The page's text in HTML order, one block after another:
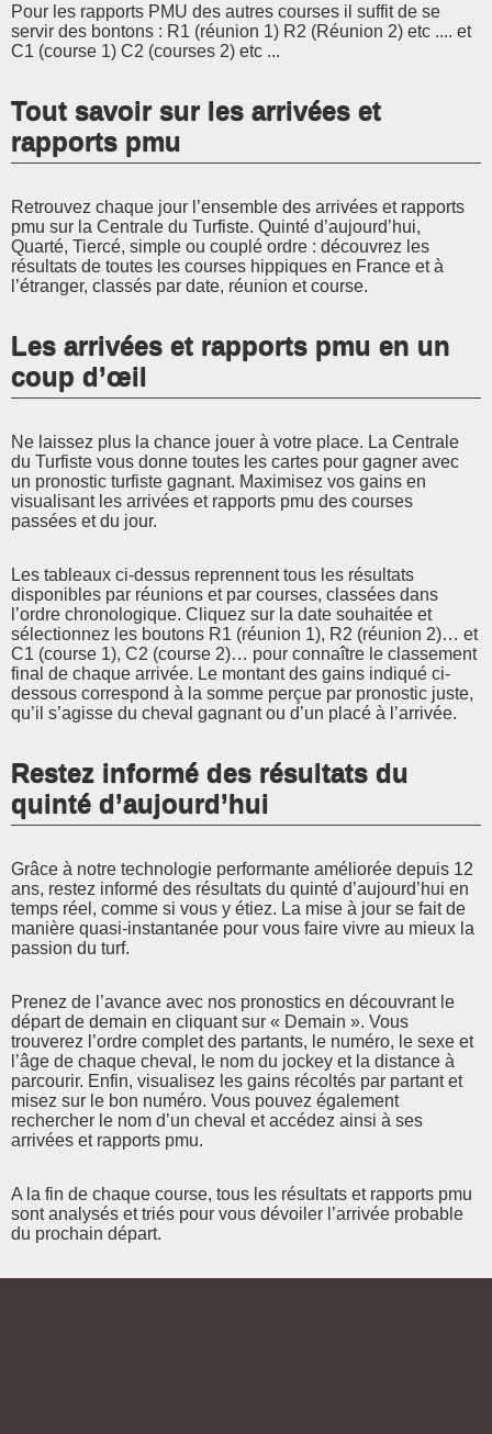
Pour les rapports PMU des autres courses il suffit de se
servir des bontons : R1 (réunion 1) R2 (Réunion 2) etc .... et
C1 (course 1) C2 (courses 2) etc ...
Tout savoir sur les arrivées et
rapports pmu
Retrouvez chaque jour l’ensemble des arrivées et rapports
pmu sur la Centrale du Turfiste. Quinté d’aujourd’hui,
Quarté, Tiercé, simple ou couplé ordre : découvrez les
résultats de toutes les courses hippiques en France et à
l’étranger, classés par date, réunion et course.
Les arrivées et rapports pmu en un
coup d’œil
Ne laissez plus la chance jouer à votre place. La Centrale
du Turfiste vous donne toutes les cartes pour gagner avec
un pronostic turfiste gagnant. Maximisez vos gains en
visualisant les arrivées et rapports pmu des courses
passées et du jour.
Les tableaux ci-dessus reprennent tous les résultats
disponibles par réunions et par courses, classées dans
l’ordre chronologique. Cliquez sur la date souhaitée et
sélectionnez les boutons R1 (réunion 1), R2 (réunion 2)… et
C1 (course 1), C2 (course 2)… pour connaître le classement
final de chaque arrivée. Le montant des gains indiqué ci-
dessous correspond à la somme perçue par pronostic juste,
qu’il s’agisse du cheval gagnant ou d’un placé à l’arrivée.
Restez informé des résultats du
quinté d’aujourd’hui
Grâce à notre technologie performante améliorée depuis 12
ans, restez informé des résultats du quinté d’aujourd’hui en
temps réel, comme si vous y étiez. La mise à jour se fait de
manière quasi-instantanée pour vous faire vivre au mieux la
passion du turf.
Prenez de l’avance avec nos pronostics en découvrant le
départ de demain en cliquant sur « Demain ». Vous
trouverez l’ordre complet des partants, le numéro, le sexe et
l’âge de chaque cheval, le nom du jockey et la distance à
parcourir. Enfin, visualisez les gains récoltés par partant et
misez sur le bon numéro. Vous pouvez également
rechercher le nom d’un cheval et accédez ainsi à ses
arrivées et rapports pmu.
A la fin de chaque course, tous les résultats et rapports pmu
sont analysés et triés pour vous dévoiler l’arrivée probable
du prochain départ.